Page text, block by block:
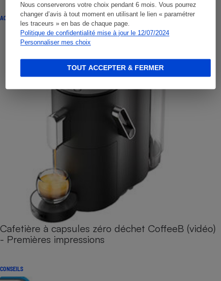
Nous conserverons votre choix pendant 6 mois. Vous pourrez
changer d’avis à tout moment en utilisant le lien « paramétrer
les traceurs » en bas de chaque page.
Politique de confidentialité mise à jour le 12/07/2024
Personnaliser mes choix
TOUT ACCEPTER & FERMER
ACTUALITÉ
Cafetière à capsules zéro déchet CoffeeB (vidéo)
- Premières impressions
CONSEILS